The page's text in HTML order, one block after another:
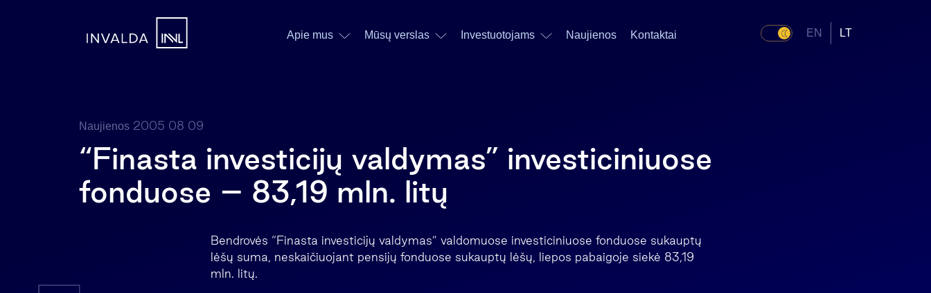
Apie mus Mūsų verslas Investuotojams Naujienos Kontaktai EN LT
Naujienos 2005 08 09
“Finasta investicijų valdymas” investiciniuose
fonduose – 83,19 mln. litų
Bendrovės “Finasta investicijų valdymas” valdomuose investiciniuose fonduose sukauptų
lėšų suma, neskaičiuojant pensijų fonduose sukauptų lėšų, liepos pabaigoje siekė 83,19
mln. litų.